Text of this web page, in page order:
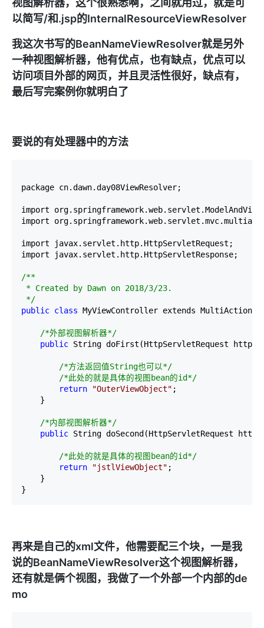
视图解析器，这个很熟悉啊，之间就用过，就是可
以简写/和.jsp的InternalResourceViewResolver
我这次书写的BeanNameViewResolver就是另外
一种视图解析器，他有优点，也有缺点，优点可以
访问项目外部的网页，并且灵活性很好，缺点有，
最后写完案例你就明白了
要说的有处理器中的方法
package cn.dawn.day08ViewResolver;
import
import
import javax.servlet.http.HttpServletRequest;
import javax.servlet.http.HttpServletResponse;
/**
* Created by Dawn on 2018/3/23.
*/
public class MyViewController extends
/*外部视图解析器*/
public String doFirst(HttpServletRequest
/*方法返回值String也可以*/
/*此处的就是具体的视图bean的id*/
return
"OuterViewObject" ;
    }
/*内部视图解析器*/
public String doSecond(HttpServletRequest
/*此处的就是具体的视图bean的id*/
return
"jstlViewObject" ;
    }
}
再来是自己的xml文件，他需要配三个块，一是我
说的BeanNameViewResolver这个视图解析器，
还有就是俩个视图，我做了一个外部一个内部的de
mo